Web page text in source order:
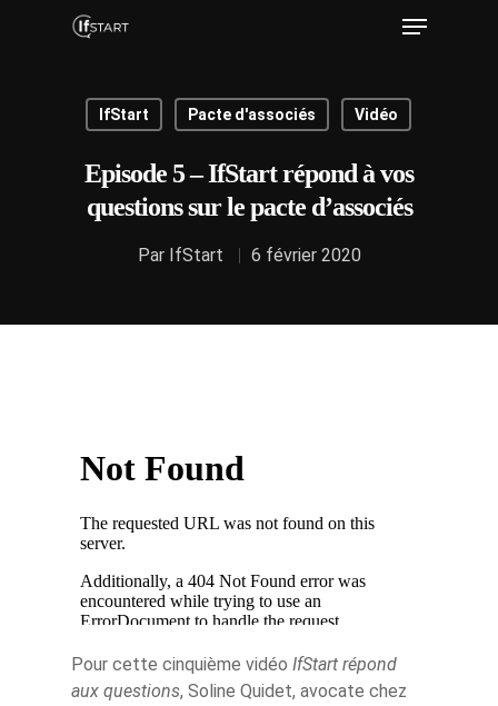
Hit enter to search or ESC to close
IfStart Pacte d'associés Vidéo
Episode 5 – IfStart répond à vos
questions sur le pacte d’associés
Par IfStart 6 février 2020
Pour cette cinquième vidéo IfStart répond
aux questions, Soline Quidet, avocate chez